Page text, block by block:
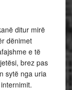
ditur mirë
dënimet
e të
brez pas
sytë nga uria